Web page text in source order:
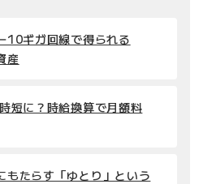
ギガ回線で得られる
産
短に？時給換算で月額料
もたらす「ゆとり」という